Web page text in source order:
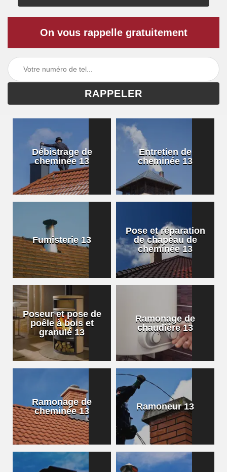
On vous rappelle gratuitement
Débistrage de
cheminée 13
Entretien de
cheminée 13
Fumisterie 13
Pose et réparation
de chapeau de
cheminée 13
Poseur et pose de
poêle à bois et
granulé 13
Ramonage de
chaudière 13
Ramonage de
cheminée 13
Ramoneur 13